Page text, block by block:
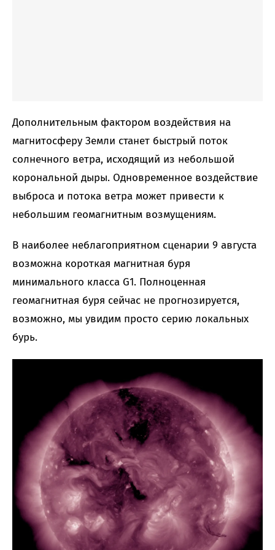
Дополнительным фактором воздействия на
магнитосферу Земли станет быстрый поток
солнечного ветра, исходящий из небольшой
корональной дыры. Одновременное воздействие
выброса и потока ветра может привести к
небольшим геомагнитным возмущениям.
В наиболее неблагоприятном сценарии 9 августа
возможна короткая магнитная буря
минимального класса G1. Полноценная
геомагнитная буря сейчас не прогнозируется,
возможно, мы увидим просто серию локальных
бурь.